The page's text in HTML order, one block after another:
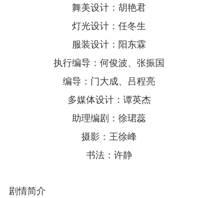
舞美设计：胡艳君
灯光设计：任冬生
服装设计：阳东霖
执行编导：何俊波、张振国
编导：门大成、吕程亮
多媒体设计：谭英杰
助理编剧：徐珺蕊
摄影：王徐峰
书法：许静
剧情简介